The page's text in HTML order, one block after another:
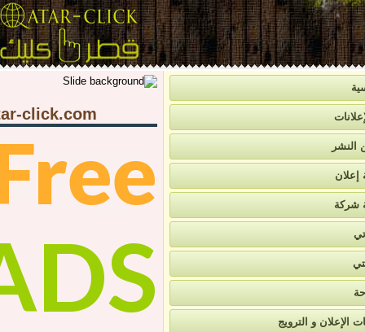
النشر
إعلان
شركة
الإعلان و الترويج
click.com